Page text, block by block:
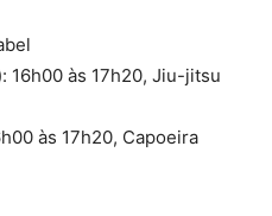
16h00 às 17h20, Jiu-jitsu
às 17h20, Capoeira